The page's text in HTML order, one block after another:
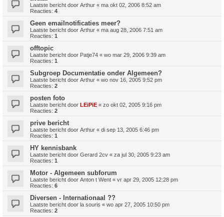
Laatste bericht door Arthur « ma okt 02, 2006 8:52 am
Reacties: 4
Geen emailnotificaties meer?
Laatste bericht door Arthur « ma aug 28, 2006 7:51 am
Reacties: 1
offtopic
Laatste bericht door Patje74 « wo mar 29, 2006 9:39 am
Reacties: 1
Subgroep Documentatie onder Algemeen?
Laatste bericht door Arthur « wo nov 16, 2005 9:52 pm
Reacties: 2
posten foto
Laatste bericht door LEiPiE « zo okt 02, 2005 9:16 pm
Reacties: 2
prive bericht
Laatste bericht door Arthur « di sep 13, 2005 6:46 pm
Reacties: 1
HY kennisbank
Laatste bericht door Gerard 2cv « za jul 30, 2005 9:23 am
Reacties: 1
Motor - Algemeen subforum
Laatste bericht door Anton t Went « vr apr 29, 2005 12:28 pm
Reacties: 6
Diversen - Internationaal ??
Laatste bericht door la souris « wo apr 27, 2005 10:50 pm
Reacties: 2